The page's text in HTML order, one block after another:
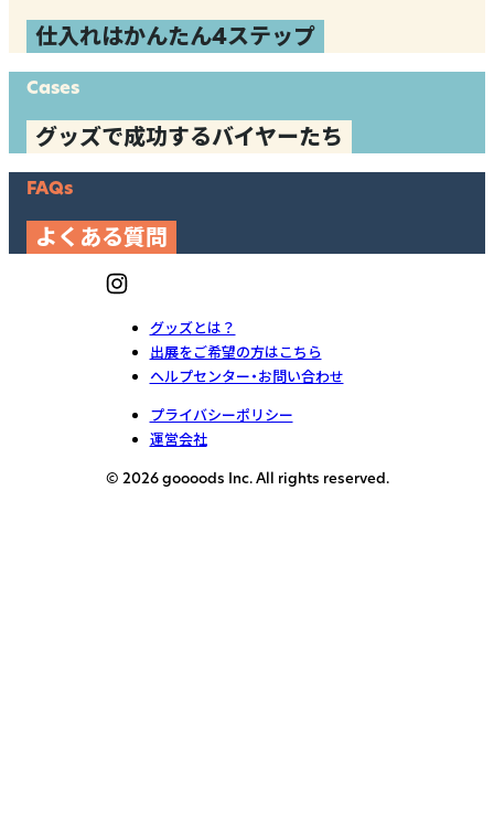
仕入れはかんたん4ステップ
Cases
グッズで成功するバイヤーたち
FAQs
よくある質問
グッズとは？
出展をご希望の方はこちら
ヘルプセンター・お問い合わせ
プライバシーポリシー
運営会社
© 2026 goooods Inc. All rights reserved.